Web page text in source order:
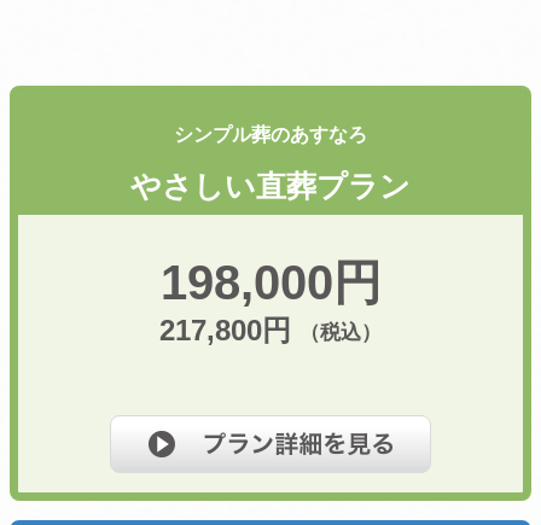
シンプル葬のあすなろ
やさしい直葬プラン
198,000円
217,800円 （税込）